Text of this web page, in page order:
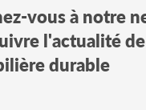
vous à notre
l'actualité
durable